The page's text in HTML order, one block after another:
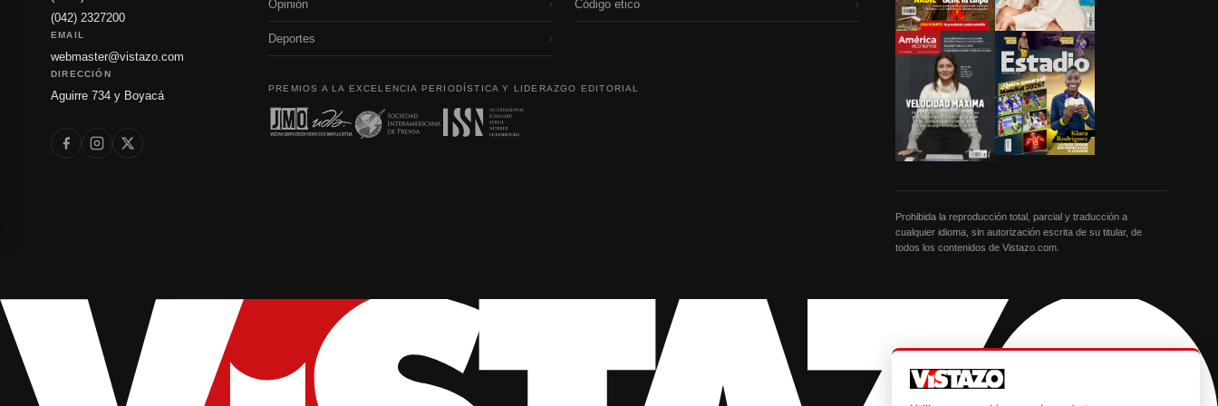
(042) 2327200
EMAIL
webmaster@vistazo.com
DIRECCIÓN
Aguirre 734 y Boyacá
Opinión ›
Deportes ›
Código etico ›
PREMIOS A LA EXCELENCIA PERIODÍSTICA Y LIDERAZGO EDITORIAL
Prohibida la reproducción total, parcial y traducción a
cualquier idioma, sin autorización escrita de su titular, de
todos los contenidos de Vistazo.com.